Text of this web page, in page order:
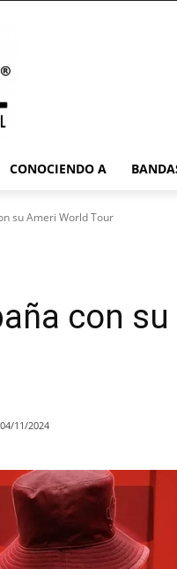
CONOCIENDO A
su Ameri World Tour
con
04/11/2024